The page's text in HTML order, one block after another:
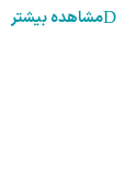
مشاهده بیشتر